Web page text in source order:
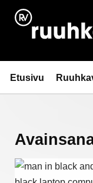
Siirry
sisältöön
Ruuhkavuodet.fi
Etusivu